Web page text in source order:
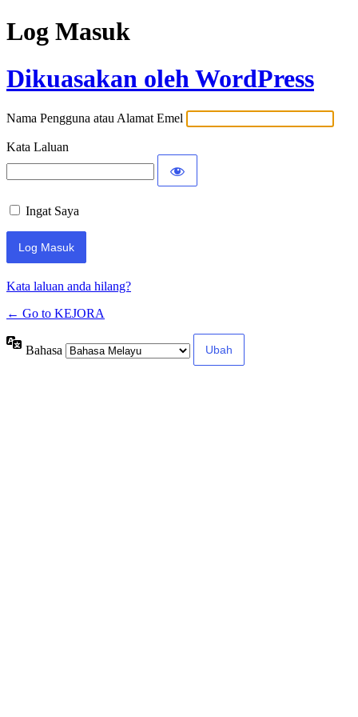
Log Masuk
Dikuasakan oleh WordPress
Nama Pengguna atau Alamat Emel
Kata Laluan
Ingat Saya
Kata laluan anda hilang?
← Go to KEJORA
Bahasa